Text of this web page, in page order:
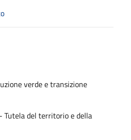
verde e transizione
Tutela del territorio e della